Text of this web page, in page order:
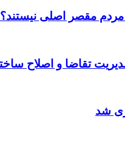
مردم مقصر اصلی نیستند؟